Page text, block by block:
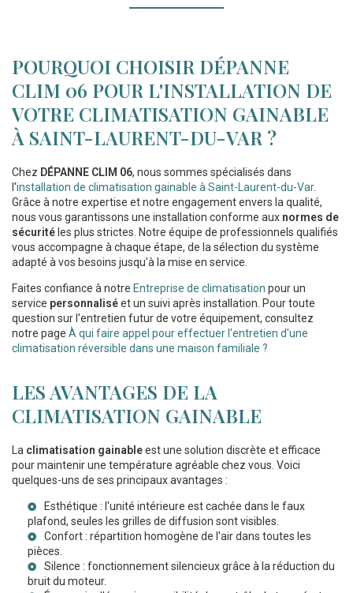
POURQUOI CHOISIR DÉPANNE
CLIM 06 POUR L'INSTALLATION DE
VOTRE CLIMATISATION GAINABLE
À SAINT-LAURENT-DU-VAR ?
Chez DÉPANNE CLIM 06, nous sommes spécialisés dans
l'installation de climatisation gainable à Saint-Laurent-du-Var.
Grâce à notre expertise et notre engagement envers la qualité,
nous vous garantissons une installation conforme aux normes de
sécuritéles plus strictes. Notre équipe de professionnels qualifiés
vous accompagne à chaque étape, de la sélection du système
adapté à vos besoins jusqu'à la mise en service.
Faites confiance à notre Entreprise de climatisation pour un
service personnaliséet un suivi après installation. Pour toute
question sur l'entretien futur de votre équipement, consultez
notre page À qui faire appel pour effectuer l'entretien d'une
climatisation réversible dans une maison familiale ?
LES AVANTAGES DE LA
CLIMATISATION GAINABLE
La climatisation gainableest une solution discrète et efficace
pour maintenir une température agréable chez vous. Voici
quelques-uns de ses principaux avantages :
Esthétique : l'unité intérieure est cachée dans le faux
plafond, seules les grilles de diffusion sont visibles.
Confort : répartition homogène de l'air dans toutes les
pièces.
Silence : fonctionnement silencieux grâce à la réduction du
bruit du moteur.